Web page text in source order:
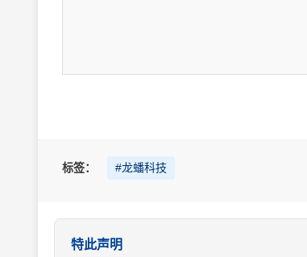
标签： #龙蟠科技
特此声明